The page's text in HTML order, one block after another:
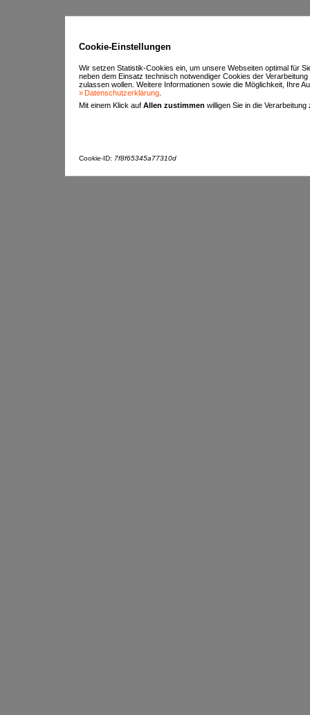
Cookie-Einstellungen
Wir setzen Statistik-Cookies ein, um unsere Webseiten optimal für
neben dem Einsatz technisch notwendiger Cookies der
zulassen wollen. Weitere Informationen sowie die Möglichkeit, Ihre
Datenschutzerklärung
Mit einem Klick auf Allen zustimmen willigen Sie in die
Cookie-ID: 7f8f65345a77310d